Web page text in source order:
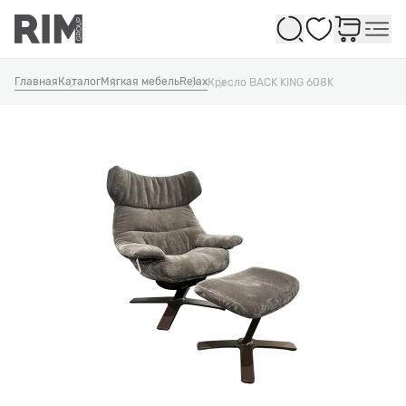
Избранное
Главная КаталогМягкая мебельRelaxКресло BACK KING 608K